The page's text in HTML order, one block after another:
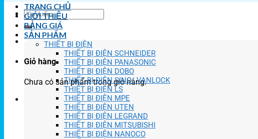
Giỏ hàng
Chưa có sản phẩm trong giỏ hàng.
TRANG CHỦ
GIỚI THIỆU
BẢNG GIÁ
SẢN PHẨM
THIẾT BỊ ĐIỆN
THIẾT BỊ ĐIỆN SCHNEIDER
THIẾT BỊ ĐIỆN PANASONIC
THIẾT BỊ ĐIỆN DOBO
THIẾT BỊ ĐIỆN SINO/ VANLOCK
THIẾT BỊ ĐIỆN LS
THIẾT BỊ ĐIỆN MPE
THIẾT BỊ ĐIỆN UTEN
THIẾT BỊ ĐIỆN LEGRAND
THIẾT BỊ ĐIỆN MITSUBISHI
THIẾT BỊ ĐIỆN NANOCO